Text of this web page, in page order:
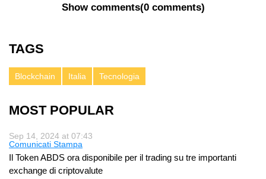
Show comments(0 comments)
TAGS
Blockchain Italia Tecnologia
MOST POPULAR
Sep 14, 2024 at 07:43
Comunicati Stampa
Il Token ABDS ora disponibile per il trading su tre importanti
exchange di criptovalute